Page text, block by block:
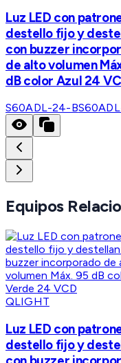
Luz LED con
destello fijo y
con buzzer
de alto volumen
dB color Azul 24
S60ADL-24-B
Equipos
QLIGHT
Luz LED con
destello fijo y